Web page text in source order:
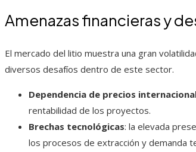
Amenazas financieras y
El mercado del litio muestra una gran
diversos desafíos dentro de este sector.
Dependencia de precios
rentabilidad de los proyectos.
Brechas tecnológicas: la elevada
los procesos de extracción y demanda